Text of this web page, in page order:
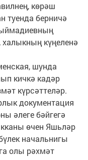
көрәш
туенда берничә
күңеленә
шунда
кичкә кадәр
күрсәттеләр.
документация
әлеге бәйгегә
өчен Яшьләр
начальнигы
олы рәхмәт